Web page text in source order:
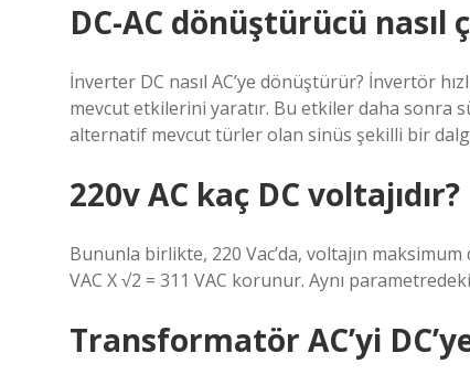
DC-AC dönüştürücü nasıl
İnverter DC nasıl AC’ye dönüştürür? İnvertör
mevcut etkilerini yaratır. Bu etkiler daha sonra
alternatif mevcut türler olan sinüs şekilli bir
220v AC kaç DC voltajıdır?
Bununla birlikte, 220 Vac’da, voltajın
VAC X √2 = 311 VAC korunur. Aynı
Transformatör AC’yi